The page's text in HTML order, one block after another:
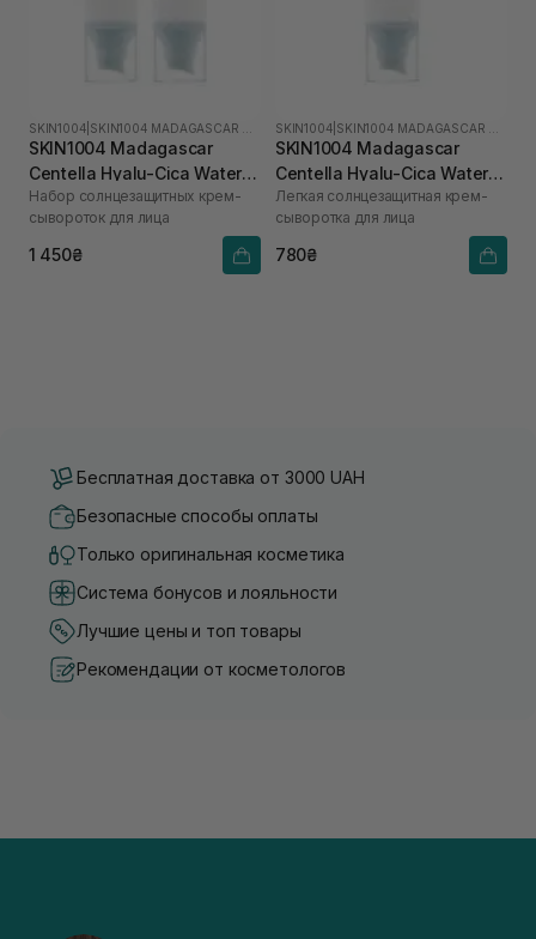
SKIN1004
SKIN1004 Madagascar
Centella Hyalu-Cica Water-
Fit Sun Serum
Набор солнцезащитных крем-
сывороток для лица
1 450₴
SKIN1004
SKIN1004 Madagascar
Centella Hyalu-Cica Water-
Fit Sun Serum SPF50+
PA++++ 50 мл
Легкая солнцезащитная крем-
сыворотка для лица
780₴
Бесплатная доставка от 3000 UAH
Безопасные способы оплаты
Только оригинальная косметика
Система бонусов и лояльности
Лучшие цены и топ товары
Рекомендации от косметологов